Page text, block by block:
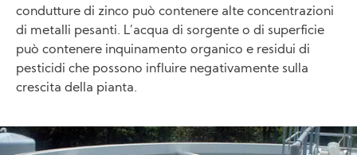
condutture di zinco può contenere alte concentrazioni
di metalli pesanti. L’acqua di sorgente o di superficie
può contenere inquinamento organico e residui di
pesticidi che possono influire negativamente sulla
crescita della pianta.
Image